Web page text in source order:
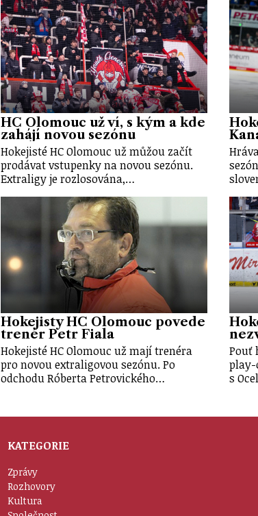
HC Olomouc už ví, s kým a kde
zahájí novou sezónu
Hokejisté HC Olomouc už můžou začít
prodávat vstupenky na novou sezónu.
Extraligy je rozlosována,…
Hokejisty HC Olomouc povede
trenér Petr Fiala
Hokejisté HC Olomouc už mají trenéra
pro novou extraligovou sezónu. Po
odchodu Róberta Petrovického…
Pouť
play-
s
KATEGORIE
Zprávy
Rozhovory
Kultura